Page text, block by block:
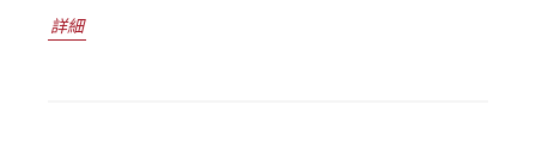
詳細